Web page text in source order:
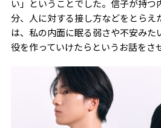
い」ということでした。信子が持
分、人に対する接し方などをとらえ
は、私の内面に眠る弱さや不安みた
役を作っていけたらというお話をさ